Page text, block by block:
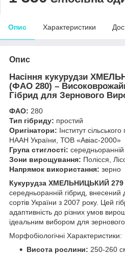
Опис Характеристики
Опис
Насіння кукурудзи
(ФАО 280) –
Гібрид для Зернового
ФАО: 280
Тип гібриду: простий
Оригінатори: Інститут
НААН України, ТОВ «Авіас-2000»
Група стиглості: середньоранній
Зони вирощування: Полісся,
Напрямок використання: зерно
Кукурудза ХМЕЛЬНИЦЬКИЙ
середньоранній гібрид, внесений
сортів України з 2007 року. Цей
адаптивність до різних умов
ідеальним вибором для
Морфобіологічні Характеристики:
Висота рослини: 250-260